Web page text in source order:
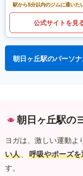
駅から5分以内のジムに通いた
公式サイトを見
朝日ヶ丘駅のパーソ
朝日ヶ丘駅の
ヨガは、激しい運動よ
い人 、 呼吸やポーズ
す。